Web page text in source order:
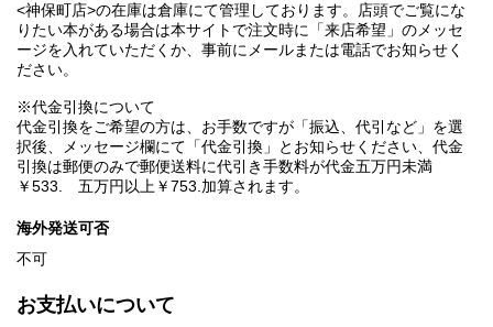
<神保町店>の在庫は倉庫にて管理しております。店頭でご覧にな
りたい本がある場合は本サイトで注文時に「来店希望」のメッセ
ージを入れていただくか、事前にメールまたは電話でお知らせく
ださい。
※代金引換について
代金引換をご希望の方は、お手数ですが「振込、代引など」を選
択後、メッセージ欄にて「代金引換」とお知らせください、代金
引換は郵便のみで郵便送料に代引き手数料が代金五万円未満
￥533. 五万円以上￥753.加算されます。
海外発送可否
不可
お支払いについて